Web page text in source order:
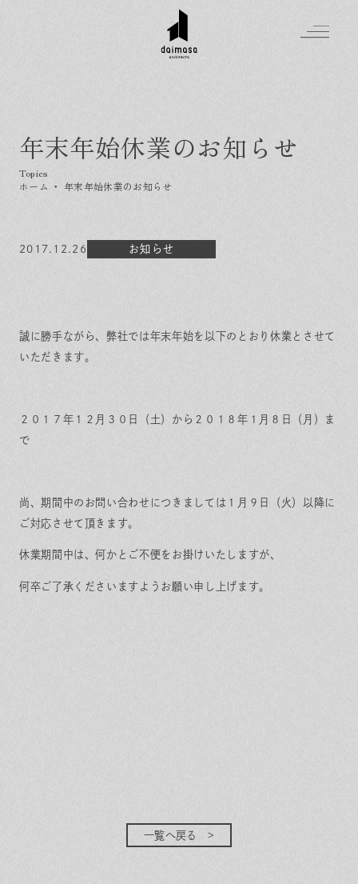
年末年始休業のお知らせ
ホーム ・ 年末年始休業のお知らせ
2017.12.26 お知らせ
誠に勝手ながら、弊社では年末年始を以下のとおり休業とさせて
いただきます。
２０１７年１２月３０日（土）から２０１８年１月８日（月）ま
で
尚、期間中のお問い合わせにつきましては１月９日（火）以降に
ご対応させて頂きます。
休業期間中は、何かとご不便をお掛けいたしますが、
何卒ご了承くださいますようお願い申し上げます。
一覧へ戻る
Greeting
はじめましての方へ
Made in DAIMASA
オーダーメイドの住まい
家づくりの流れ
保証とサポート
施工実績
気軽に相談会
よくある質問
木材辞典
Topics
スタッフ紹介
資料請求
In
ag
ra
Fa
bo
ok
LI
E